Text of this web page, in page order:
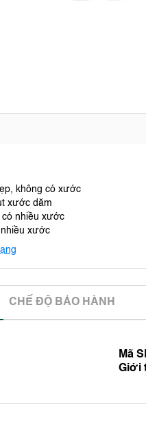
không có xước
xước dăm
nhiều xước
xước
CHẾ ĐỘ BẢO HÀNH
Mã
Giới